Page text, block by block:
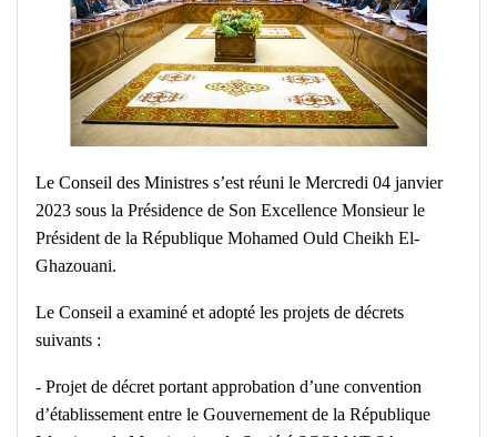
Le Conseil des Ministres s’est réuni le Mercredi 04 janvier
2023 sous la Présidence de Son Excellence Monsieur le
Président de la République Mohamed Ould Cheikh El-
Ghazouani.
Le Conseil a examiné et adopté les projets de décrets
suivants :
‐ Projet de décret portant approbation d’une convention
d’établissement entre le Gouvernement de la République